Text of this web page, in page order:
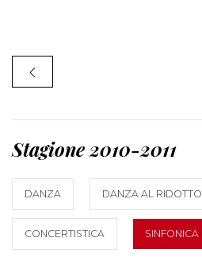
Stagione 2010-2011
DANZA DANZA AL RIDOTTO
CONCERTISTICA SINFONICA